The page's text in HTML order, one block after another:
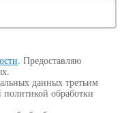
. Предоставляю
данных третьим
политикой обработки